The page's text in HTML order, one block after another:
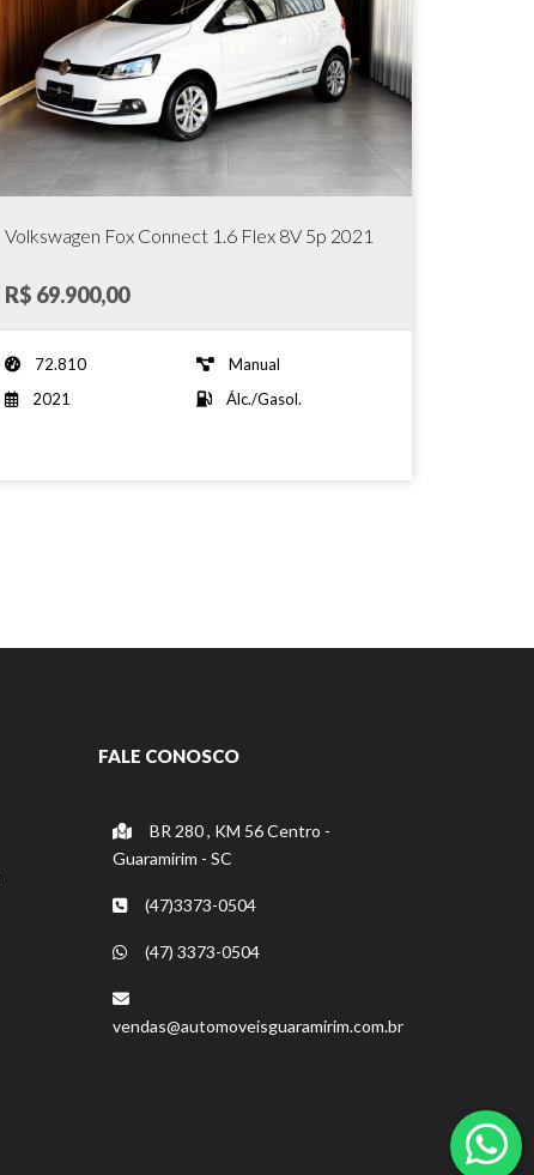
Volkswagen Fox Connect 1.6 Flex 8V 5p 2021
R$ 69.900,00
72.810
Manual
2021
Álc./Gasol.
FALE CONOSCO
BR 280 , KM 56 Centro -
Guaramirim - SC
(47)3373-0504
(47) 3373-0504
vendas@automoveisguaramirim.com.br